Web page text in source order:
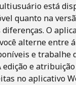
está
quanto na
diferenças. O
alterne entre
e trabalhe
edição e
no aplicativo